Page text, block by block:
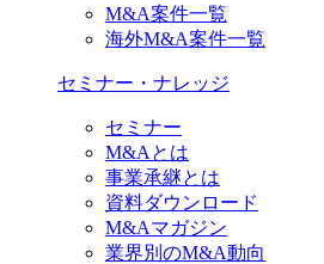
M&A案件一覧
海外M&A案件一覧
セミナー・ナレッジ
セミナー
M&Aとは
事業承継とは
資料ダウンロード
M&Aマガジン
業界別のM&A動向